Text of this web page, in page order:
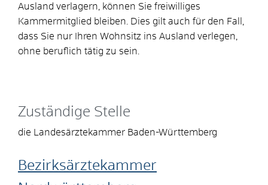
Ausland verlagern, können Sie freiwilliges
Kammermitglied bleiben. Dies gilt auch für den Fall,
dass Sie nur Ihren Wohnsitz ins Ausland verlegen,
ohne beruflich tätig zu sein.
Zuständige Stelle
die Landesärztekammer Baden-Württemberg
Bezirksärztekammer